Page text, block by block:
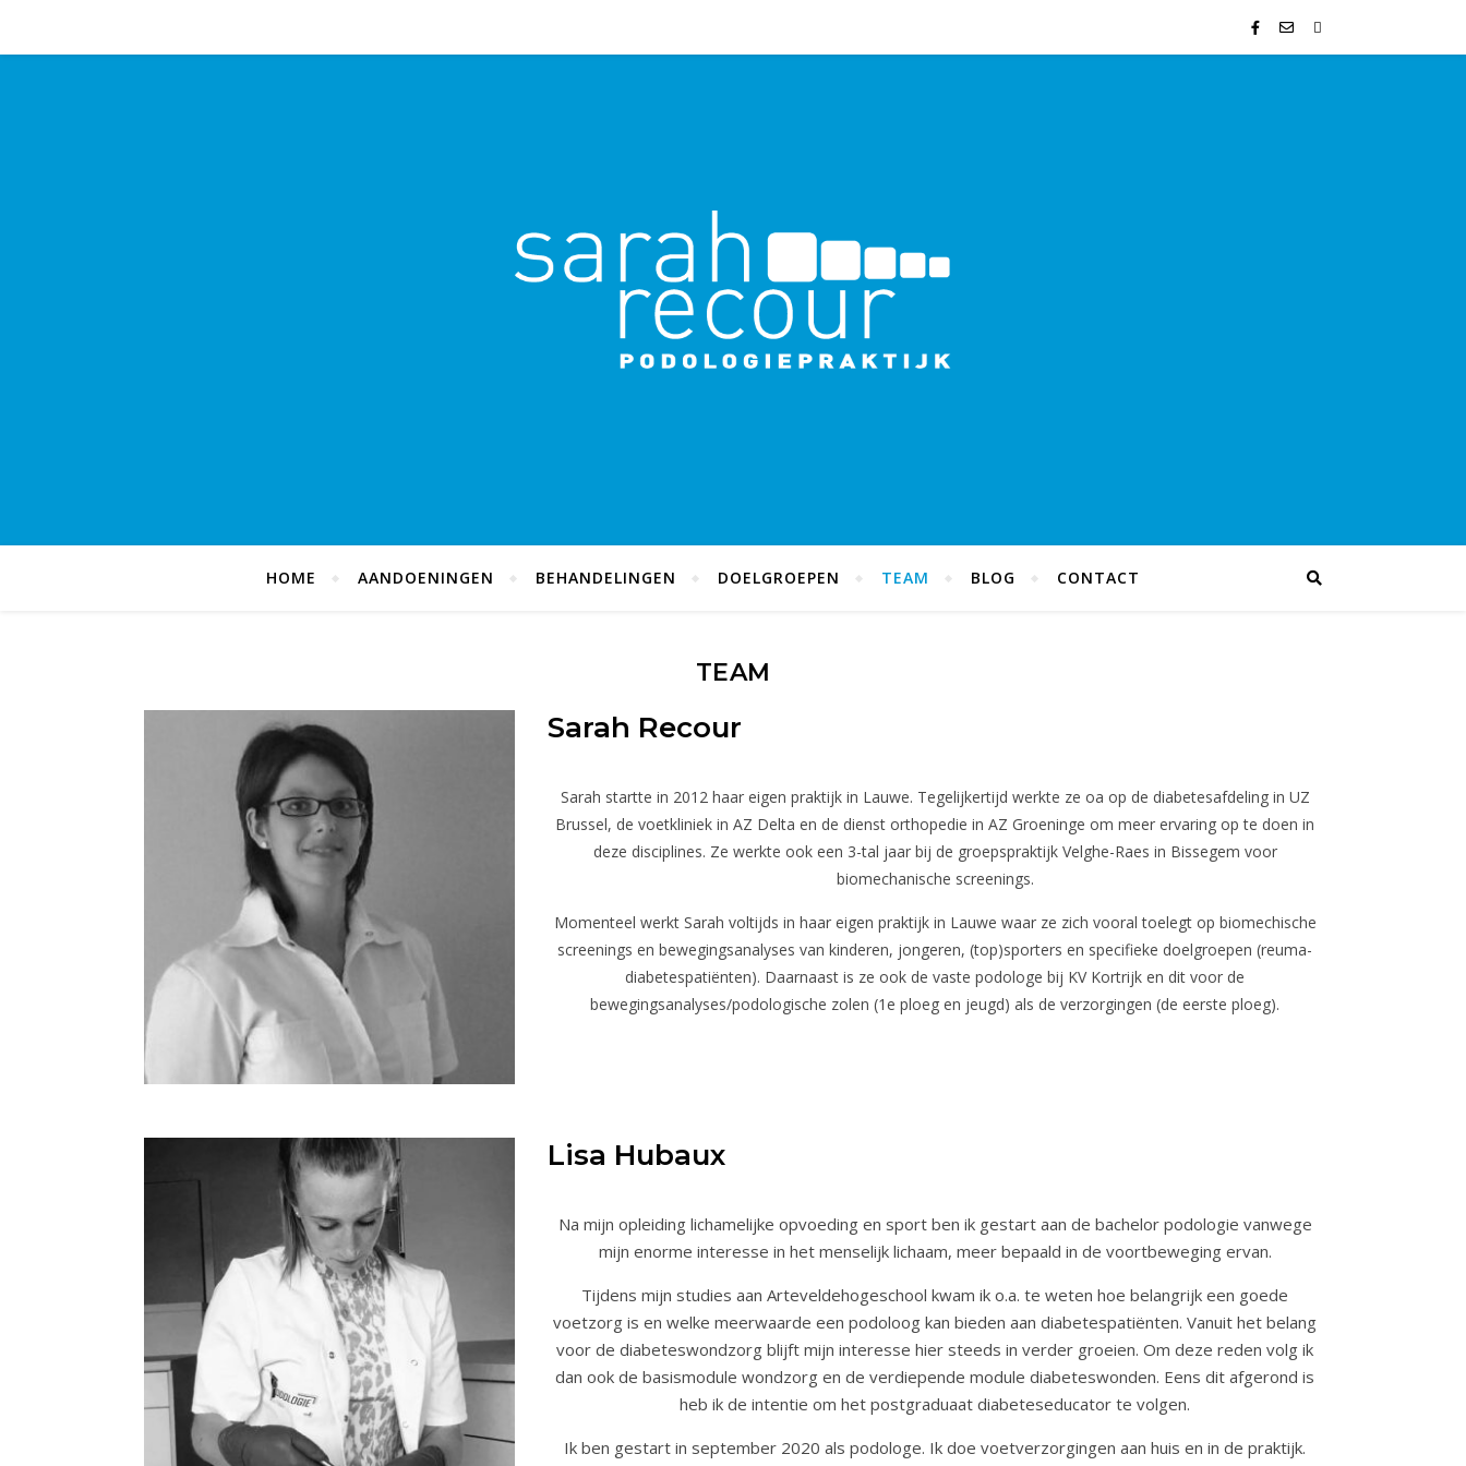
HOME AANDOENINGEN BEHANDELINGEN DOELGROEPEN TEAM BLOG CONTACT
TEAM
Sarah Recour
Sarah startte in 2012 haar eigen praktijk in Lauwe. Tegelijkertijd werkte ze oa op de diabetesafdeling in UZ
Brussel, de voetkliniek in AZ Delta en de dienst orthopedie in AZ Groeninge om meer ervaring op te doen in
deze disciplines. Ze werkte ook een 3-tal jaar bij de groepspraktijk Velghe-Raes in Bissegem voor
biomechanische screenings.
Momenteel werkt Sarah voltijds in haar eigen praktijk in Lauwe waar ze zich vooral toelegt op biomechische
screenings en bewegingsanalyses van kinderen, jongeren, (top)sporters en specifieke doelgroepen (reuma-
diabetespatiënten). Daarnaast is ze ook de vaste podologe bij KV Kortrijk en dit voor de
bewegingsanalyses/podologische zolen (1e ploeg en jeugd) als de verzorgingen (de eerste ploeg).
Lisa Hubaux
Na mijn opleiding lichamelijke opvoeding en sport ben ik gestart aan de bachelor podologie vanwege
mijn enorme interesse in het menselijk lichaam, meer bepaald in de voortbeweging ervan.
Tijdens mijn studies aan Arteveldehogeschool kwam ik o.a. te weten hoe belangrijk een goede
voetzorg is en welke meerwaarde een podoloog kan bieden aan diabetespatiënten. Vanuit het belang
voor de diabeteswondzorg blijft mijn interesse hier steeds in verder groeien. Om deze reden volg ik
dan ook de basismodule wondzorg en de verdiepende module diabeteswonden. Eens dit afgerond is
heb ik de intentie om het postgraduaat diabeteseducator te volgen.
Ik ben gestart in september 2020 als podologe. Ik doe voetverzorgingen aan huis en in de praktijk.